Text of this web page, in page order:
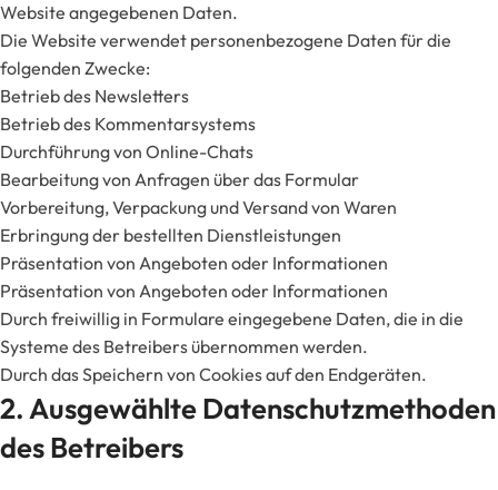
Website angegebenen Daten.
Die Website verwendet personenbezogene Daten für die
folgenden Zwecke:
Betrieb des Newsletters
Betrieb des Kommentarsystems
Durchführung von Online-Chats
Bearbeitung von Anfragen über das Formular
Vorbereitung, Verpackung und Versand von Waren
Erbringung der bestellten Dienstleistungen
Präsentation von Angeboten oder Informationen
Präsentation von Angeboten oder Informationen
Durch freiwillig in Formulare eingegebene Daten, die in die
Systeme des Betreibers übernommen werden.
Durch das Speichern von Cookies auf den Endgeräten.
2. Ausgewählte Datenschutzmethoden
des Betreibers